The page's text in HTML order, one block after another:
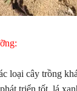
loại cây trồng
triển tốt, lá
VƯỜN